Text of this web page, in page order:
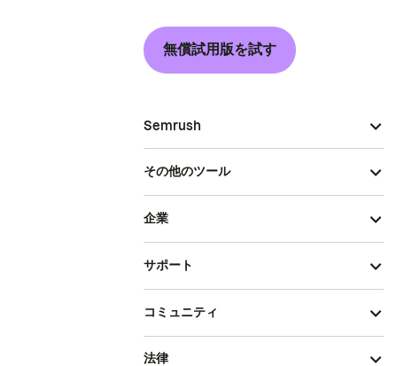
無償試用版を試す
Semrush
その他のツール
企業
サポート
コミュニティ
法律